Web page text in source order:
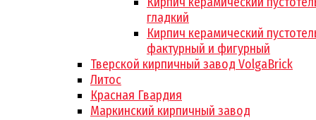
гладкий
Кирпич керамический
фактурный и фигурный
Тверской кирпичный завод VolgaBrick
Литос
Красная Гвардия
Маркинский кирпичный завод